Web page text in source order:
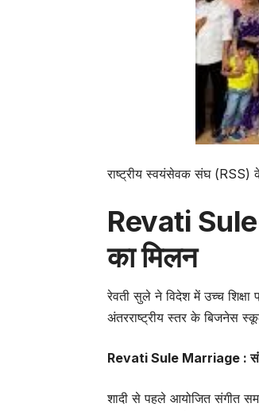
राष्ट्रीय स्वयंसेवक संघ (RSS)
Revati Sule
का मिलन
रेवती सुले ने विदेश में उच्च
अंतरराष्ट्रीय स्तर के बिजनेस
Revati Sule Marriage :
शादी से पहले आयोजित संगीत